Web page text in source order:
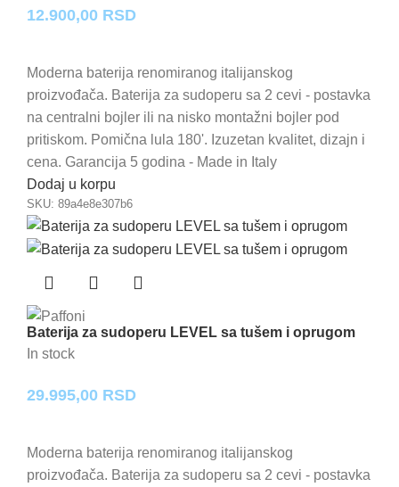
12.900,00 RSD
Moderna baterija renomiranog italijanskog
proizvođača. Baterija za sudoperu sa 2 cevi - postavka
na centralni bojler ili na nisko montažni bojler pod
pritiskom. Pomična lula 180'. Izuzetan kvalitet, dizajn i
cena. Garancija 5 godina - Made in Italy
Dodaj u korpu
SKU: 89a4e8e307b6
Baterija za sudoperu LEVEL sa tušem i oprugom
In stock
29.995,00 RSD
Moderna baterija renomiranog italijanskog
proizvođača. Baterija za sudoperu sa 2 cevi - postavka